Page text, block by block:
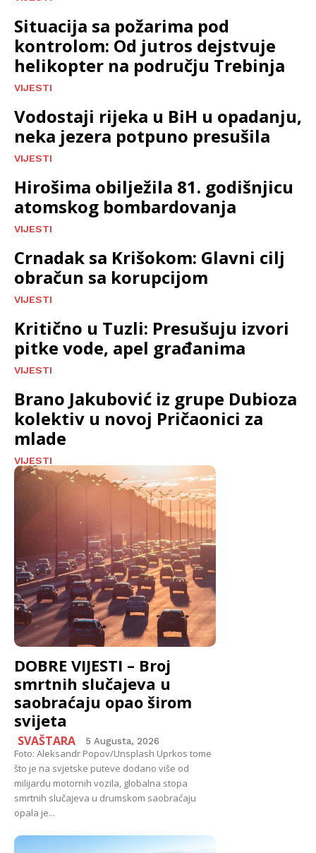
Situacija sa požarima pod
kontrolom: Od jutros dejstvuje
helikopter na području Trebinja
VIJESTI
Vodostaji rijeka u BiH u opadanju,
neka jezera potpuno presušila
VIJESTI
Hirošima obilježila 81. godišnjicu
atomskog bombardovanja
VIJESTI
Crnadak sa Krišokom: Glavni cilj
obračun sa korupcijom
VIJESTI
Kritično u Tuzli: Presušuju izvori
pitke vode, apel građanima
VIJESTI
Brano Jakubović iz grupe Dubioza
kolektiv u novoj Pričaonici za
mlade
VIJESTI
DOBRE VIJESTI – Broj
smrtnih slučajeva u
saobraćaju opao širom
svijeta
SVAŠTARA 5 Augusta, 2026
Foto: Aleksandr Popov/Unsplash Uprkos tome
što je na svjetske puteve dodano više od
milijardu motornih vozila, globalna stopa
smrtnih slučajeva u drumskom saobraćaju
opala je...